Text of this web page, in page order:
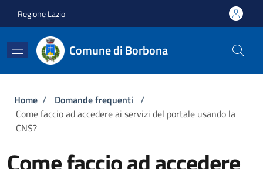
Regione Lazio
Comune di Borbona
Briciole di pane
Home / Domande frequenti /
Come faccio ad accedere ai servizi del portale usando la
CNS?